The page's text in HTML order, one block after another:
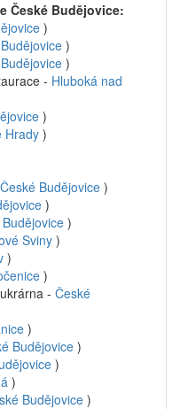
České Budějovice:
)
)
)
- Hluboká nad
)
Hrady)
České Budějovice )
)
)
Sviny )
)
)
- České
)
Budějovice )
)
)
Budějovice )